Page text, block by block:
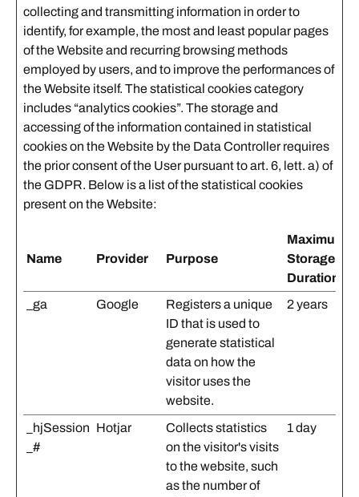
collecting and transmitting information in order to
identify, for example, the most and least popular pages
of the Website and recurring browsing methods
employed by users, and to improve the performances of
the Website itself. The statistical cookies category
includes “analytics cookies”. The storage and
accessing of the information contained in statistical
cookies on the Website by the Data Controller requires
the prior consent of the User pursuant to art. 6, lett. a) of
the GDPR. Below is a list of the statistical cookies
present on the Website:
Name Provider Purpose
Maximum
Storage
Duration
_ga
Google
Registers a unique
ID that is used to
generate statistical
data on how the
visitor uses the
website.
2 years
_hjSession
_#
Hotjar
Collects statistics
on the visitor's visits
to the website, such
as the number of
1 day